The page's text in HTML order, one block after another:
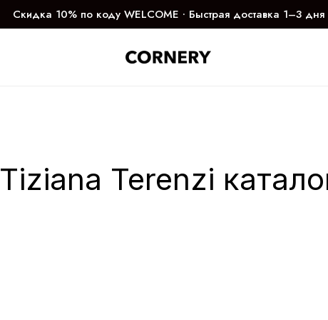
Скидка 10% по коду WELCOME ∙ Быстрая доставка 1–3 дня
Tiziana Terenzi